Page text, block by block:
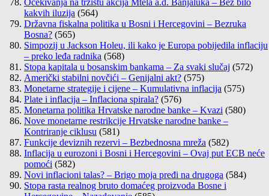
Očekivanja na tržištu akcija Mtela a.d. Banjaluka – Bez bilo
kakvih iluzija (564)
Državna fiskalna politika u Bosni i Hercegovini – Bezruka
Bosna? (565)
Simpozij u Jackson Holeu, ili kako je Europa pobijedila inflaciju
– preko leđa radnika (568)
Stopa kapitala u bosanskim bankama – Za svaki slučaj (572)
Američki stabilni novčići – Genijalni akt? (575)
Monetarne strategije i cijene – Kumulativna inflacija (575)
Plate i inflacija – Inflaciona spirala? (576)
Monetarna politika Hrvatske narodne banke – Kvazi (580)
Nove monetarne restrikcije Hrvatske narodne banke –
Kontriranje ciklusu (581)
Funkcije deviznih rezervi – Bezbednosna mreža (582)
Inflacija u eurozoni i Bosni i Hercegovini – Ovaj put ECB neće
pomoći (582)
Novi inflacioni talas? – Brigo moja pređi na drugoga (584)
Stopa rasta realnog bruto domaćeg proizvoda Bosne i